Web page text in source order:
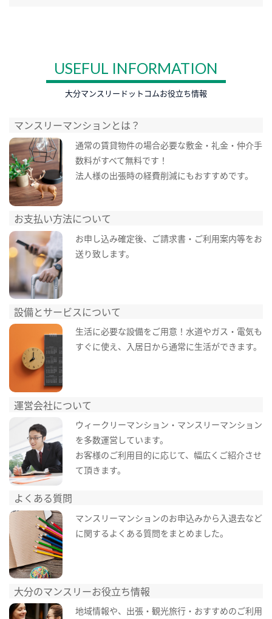
USEFUL INFORMATION
大分マンスリードットコムお役立ち情報
マンスリーマンションとは？
通常の賃貸物件の場合必要な敷金・礼金・仲介手
数料がすべて無料です！
法人様の出張時の経費削減にもおすすめです。
お支払い方法について
お申し込み確定後、ご請求書・ご利用案内等をお
送り致します。
設備とサービスについて
生活に必要な設備をご用意！水道やガス・電気も
すぐに使え、入居日から通常に生活ができます。
運営会社について
ウィークリーマンション・マンスリーマンション
を多数運営しています。
お客様のご利用目的に応じて、幅広くご紹介させ
て頂きます。
よくある質問
マンスリーマンションのお申込みから入退去など
に関するよくある質問をまとめました。
大分のマンスリーお役立ち情報
地域情報や、出張・観光旅行・おすすめのご利用